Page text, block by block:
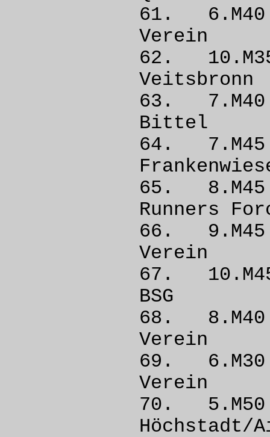
61.
62.
63.
64.
65.
Runners
66.
67.
68.
69.
70.